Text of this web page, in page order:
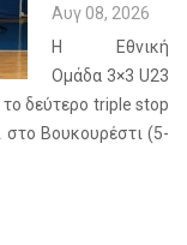
Αυγ 08, 2026
H Εθνική
Ομάδα 3×3 U23
το δεύτερο triple stop
στο Βουκουρέστι (5-